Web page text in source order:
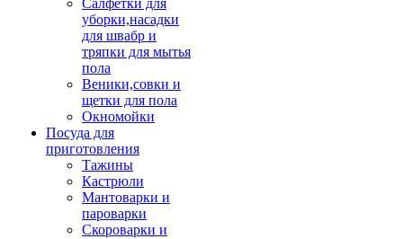
Салфетки для
уборки,насадки
для швабр и
тряпки для мытья
пола
Веники,совки и
щетки для пола
Окномойки
Посуда для
приготовления
Тажины
Кастрюли
Мантоварки и
пароварки
Скороварки и